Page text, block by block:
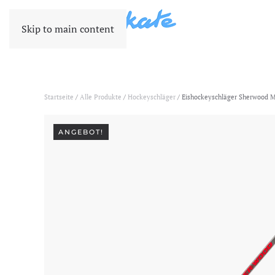
Skip to main content
Startseite / Alle Produkte / Hockeyschläger / Eishockeyschläger Sherwood
ANGEBOT!